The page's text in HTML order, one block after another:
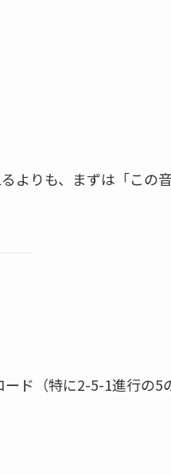
よりも、まずは「この
ド（特に2-5-1進行の5